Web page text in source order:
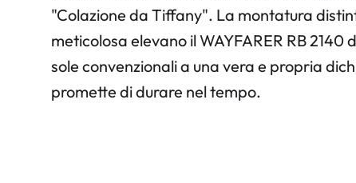
"Colazione da Tiffany". La montatura
meticolosa elevano il WAYFARER RB 2140
sole convenzionali a una vera e propria
promette di durare nel tempo.